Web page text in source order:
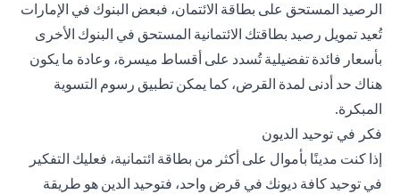
الرصيد المستحق على بطاقة الائتمان، فبعض البنوك في الإمارات
تُعيد تمويل رصيد بطاقتك الائتمانية المستحق في البنوك الأخرى
بأسعار فائدة تفضيلية تُسدد على أقساط ميسرة، وعادة ما يكون
هناك حد أدنى لمدة القرض، كما يمكن تطبيق رسوم التسوية
المبكرة.
فكر في توحيد الديون
إذا كنت مدينًا بأموال على أكثر من بطاقة ائتمانية، فعليك التفكير
في توحيد كافة ديونك في قرض واحد، فتوحيد الدين هو طريقة